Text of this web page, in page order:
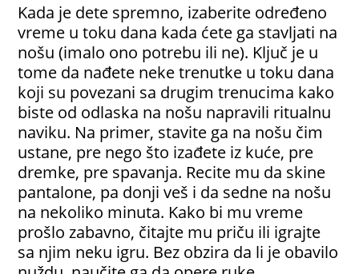
Kada je dete spremno, izaberite određeno
vreme u toku dana kada ćete ga stavljati na
nošu (imalo ono potrebu ili ne). Ključ je u
tome da nađete neke trenutke u toku dana
koji su povezani sa drugim trenucima kako
biste od odlaska na nošu napravili ritualnu
naviku. Na primer, stavite ga na nošu čim
ustane, pre nego što izađete iz kuće, pre
dremke, pre spavanja. Recite mu da skine
pantalone, pa donji veš i da sedne na nošu
na nekoliko minuta. Kako bi mu vreme
prošlo zabavno, čitajte mu priču ili igrajte
sa njim neku igru. Bez obzira da li je obavilo